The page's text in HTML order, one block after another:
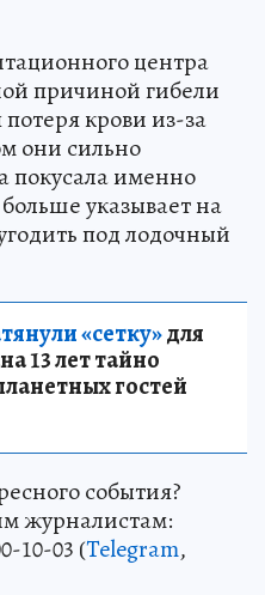
центра
причиной гибели
крови из-за
они сильно
покусала именно
указывает на
под лодочный
«сетку»для
13 лет тайно
гостей
события?
журналистам:
10-03 (Telegram,